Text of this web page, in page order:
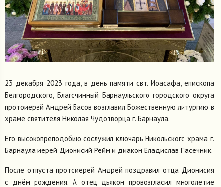
23 декабря 2023 года, в день памяти свт. Иоасафа, епископа
Белгородского, Благочинный Барнаульского городского округа
протоиерей Андрей Басов возглавил Божественную литургию в
храме святителя Николая Чудотворца г. Барнаула.
Его высокопреподобию сослужил ключарь Никольского храма г.
Барнаула иерей Дионисий Рейм и диакон Владислав Пасечник.
После отпуста протоиерей Андрей поздравил отца Дионисия
с днём рождения. А отец дьякон провозгласил многолетие